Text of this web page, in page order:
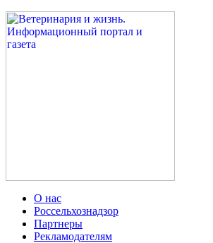
О нас
Россельхознадзор
Партнеры
Рекламодателям